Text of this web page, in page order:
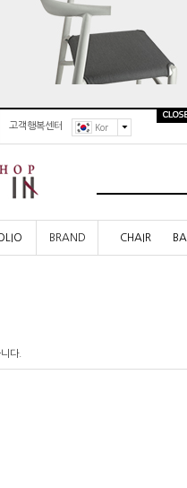
고객행복센터 Kor
BRAND CHAIR
다.